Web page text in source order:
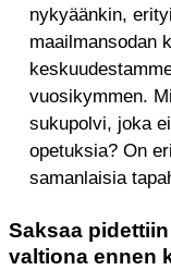
nykyäänkin,
maailmansodan
vuosikymmen.
sukupolvi, joka
opetuksia? On
samanlaisia
Saksaa
valtiona ennen